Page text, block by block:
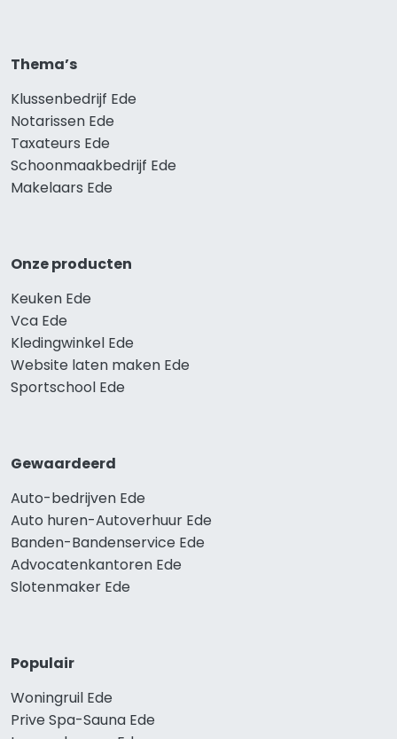
Thema’s
Klussenbedrijf Ede
Notarissen Ede
Taxateurs Ede
Schoonmaakbedrijf Ede
Makelaars Ede
Onze producten
Keuken Ede
Vca Ede
Kledingwinkel Ede
Website laten maken Ede
Sportschool Ede
Gewaardeerd
Auto-bedrijven Ede
Auto huren-Autoverhuur Ede
Banden-Bandenservice Ede
Advocatenkantoren Ede
Slotenmaker Ede
Populair
Woningruil Ede
Prive Spa-Sauna Ede